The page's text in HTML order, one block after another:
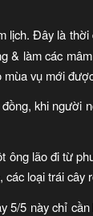
lịch. Đây là
& làm các
vụ mới
khi người
ông lão đi từ
loại trái cây
5/5 này chỉ